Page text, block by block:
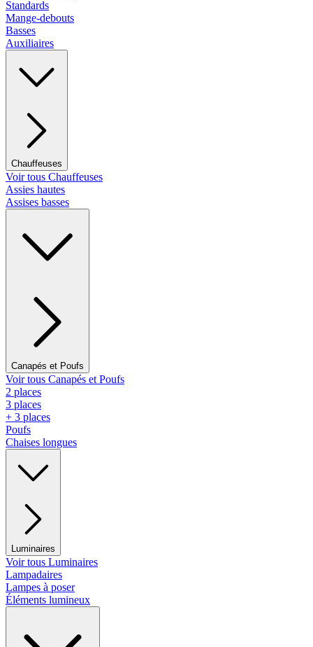
Standards
Mange-debouts
Basses
Auxiliaires
Chauffeuses
Voir tous Chauffeuses
Assies hautes
Assises basses
Canapés et Poufs
Voir tous Canapés et Poufs
2 places
3 places
+ 3 places
Poufs
Chaises longues
Luminaires
Voir tous Luminaires
Lampadaires
Lampes à poser
Éléments lumineux